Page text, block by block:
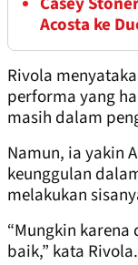
Acosta ke
Rivola
performa yang
masih dalam
Namun, ia yakin
keunggulan
melakukan
“Mungkin
baik,” kata Rivola.